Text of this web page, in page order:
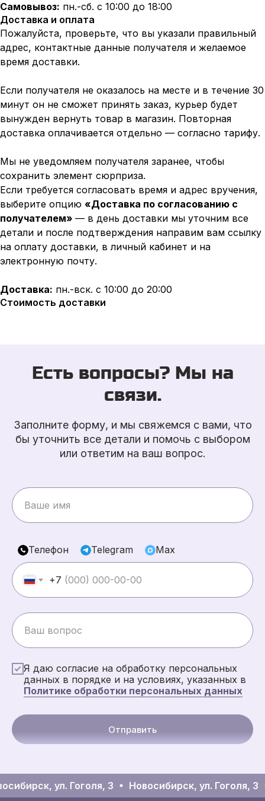
Самовывоз: пн.-сб. с 10:00 до 18:00
Доставка и оплата
Пожалуйста, проверьте, что вы указали правильный
адрес, контактные данные получателя и желаемое
время доставки.
Если получателя не оказалось на месте и в течение 30
минут он не сможет принять заказ, курьер будет
вынужден вернуть товар в магазин. Повторная
доставка оплачивается отдельно — согласно тарифу.
Мы не уведомляем получателя заранее, чтобы
сохранить элемент сюрприза.
Если требуется согласовать время и адрес вручения,
выберите опцию «Доставка по согласованию с
получателем» — в день доставки мы уточним все
детали и после подтверждения направим вам ссылку
на оплату доставки, в личный кабинет и на
электронную почту.
Доставка: пн.-вск. с 10:00 до 20:00
Стоимость доставки
Есть вопросы? Мы на
связи.
Заполните форму, и мы свяжемся с вами, что
бы уточнить все детали и помочь с выбором
или ответим на ваш вопрос.
Телефон Telegram Max
+7
Я даю согласие на обработку персональных
данных в порядке и на условиях, указанных в
Политике обработки персональных данных
Отправить
ул. Гоголя, 3 Новосибирск, ул. Гоголя, 3